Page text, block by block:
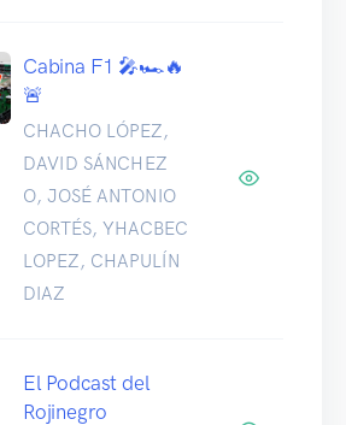
Cabina F1 🎤🏎️🔥
🚨
CHACHO LÓPEZ,
DAVID SÁNCHEZ
O, JOSÉ ANTONIO
CORTÉS, YHACBEC
LOPEZ, CHAPULÍN
DIAZ
El Podcast del
Rojinegro